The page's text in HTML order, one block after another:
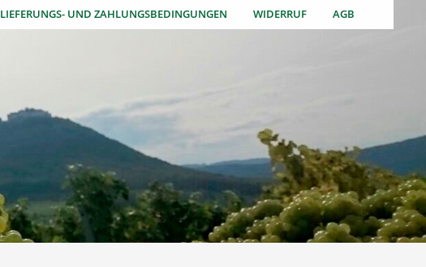
LIEFERUNGS- UND ZAHLUNGSBEDINGUNGEN WIDERRUF AGB